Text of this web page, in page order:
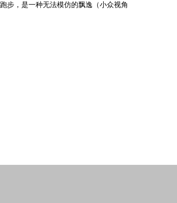
跑步，是一种无法模仿的飘逸（小众视角